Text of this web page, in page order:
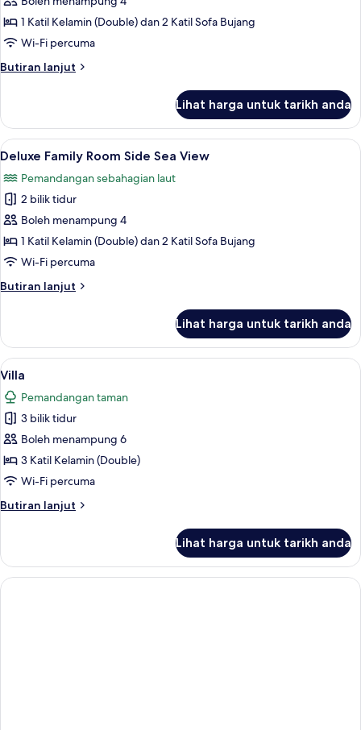
Family
Room
Side
1 Katil Kelamin (Double) dan 2 Katil Sofa Bujang
Wi-Fi percuma
Butiran lanjut
Butiran
Family
Room
Land
Lihat harga untuk tarikh anda
Lihat
semua
foto
untuk
Deluxe
Family
Room
Sea
Peralatan tempat tidur premium, bar
5
Deluxe Family Room Side Sea View
Pemandangan sebahagian laut
2 bilik tidur
Boleh menampung 4
1 Katil Kelamin (Double) dan 2 Katil Sofa Bujang
Wi-Fi percuma
Butiran lanjut
Butiran
Family
Room
Side
View
Lihat harga untuk tarikh anda
Lihat
semua
foto
untuk
Villa
Villa | Peralatan tempat tidur
5
Villa
Pemandangan taman
3 bilik tidur
Boleh menampung 6
3 Katil Kelamin (Double)
Wi-Fi percuma
Butiran lanjut
Butiran
Lihat harga untuk tarikh anda